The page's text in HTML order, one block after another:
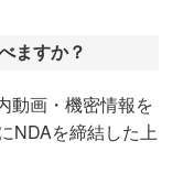
ますか？
動画・機密情報を
NDAを締結した上